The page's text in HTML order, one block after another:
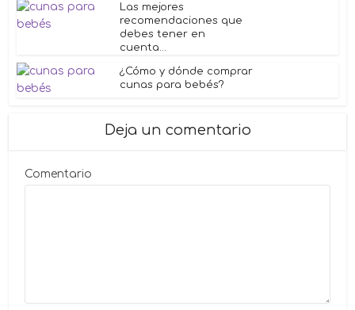
Las mejores
recomendaciones que
debes tener en
cuenta...
¿Cómo y dónde comprar
cunas para bebés?
Deja un comentario
Comentario